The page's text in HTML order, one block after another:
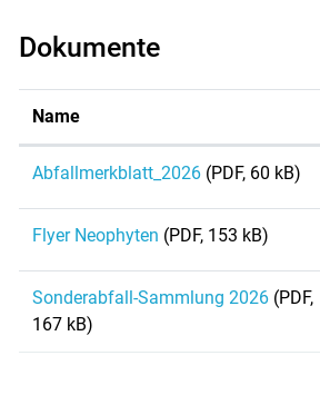
Dokumente
Name
Abfallmerkblatt_2026 (PDF, 60 kB)
Flyer Neophyten (PDF, 153 kB)
Sonderabfall-Sammlung 2026 (PDF,
167 kB)